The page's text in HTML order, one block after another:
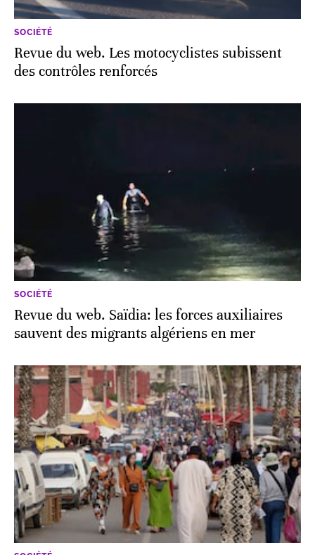
SOCIÉTÉ
Revue du web. Les motocyclistes subissent
des contrôles renforcés
SOCIÉTÉ
Revue du web. Saïdia: les forces auxiliaires
sauvent des migrants algériens en mer